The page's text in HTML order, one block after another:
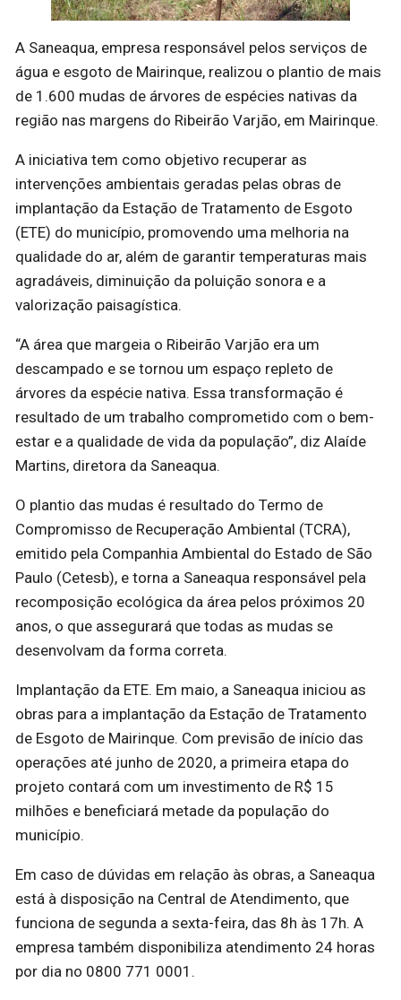
A Saneaqua, empresa responsável pelos serviços de
água e esgoto de Mairinque, realizou o plantio de mais
de 1.600 mudas de árvores de espécies nativas da
região nas margens do Ribeirão Varjão, em Mairinque.
A iniciativa tem como objetivo recuperar as
intervenções ambientais geradas pelas obras de
implantação da Estação de Tratamento de Esgoto
(ETE) do município, promovendo uma melhoria na
qualidade do ar, além de garantir temperaturas mais
agradáveis, diminuição da poluição sonora e a
valorização paisagística.
“A área que margeia o Ribeirão Varjão era um
descampado e se tornou um espaço repleto de
árvores da espécie nativa. Essa transformação é
resultado de um trabalho comprometido com o bem-
estar e a qualidade de vida da população”, diz Alaíde
Martins, diretora da Saneaqua.
O plantio das mudas é resultado do Termo de
Compromisso de Recuperação Ambiental (TCRA),
emitido pela Companhia Ambiental do Estado de São
Paulo (Cetesb), e torna a Saneaqua responsável pela
recomposição ecológica da área pelos próximos 20
anos, o que assegurará que todas as mudas se
desenvolvam da forma correta.
Implantação da ETE. Em maio, a Saneaqua iniciou as
obras para a implantação da Estação de Tratamento
de Esgoto de Mairinque. Com previsão de início das
operações até junho de 2020, a primeira etapa do
projeto contará com um investimento de R$ 15
milhões e beneficiará metade da população do
município.
Em caso de dúvidas em relação às obras, a Saneaqua
está à disposição na Central de Atendimento, que
funciona de segunda a sexta-feira, das 8h às 17h. A
empresa também disponibiliza atendimento 24 horas
por dia no 0800 771 0001.